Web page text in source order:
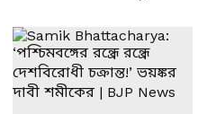
খোলসা করলেন শুভেন্দু